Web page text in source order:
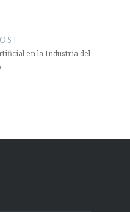
en la Industria del